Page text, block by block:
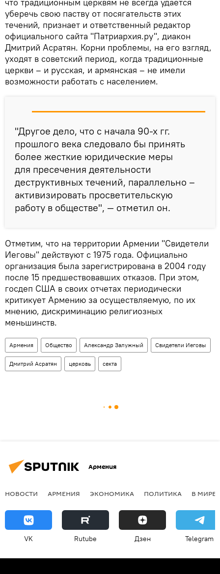
уберечь свою паству от посягательств этих
течений, признает и ответственный редактор
официального сайта "Патриархия.ру", диакон
Дмитрий Асратян. Корни проблемы, на его взгляд,
уходят в советский период, когда традиционные
церкви – и русская, и армянская – не имели
возможности работать с населением.
"Другое дело, что с начала 90-х гг.
прошлого века следовало бы принять
более жесткие юридические меры
для пресечения деятельности
деструктивных течений, параллельно –
активизировать просветительскую
работу в обществе", — отметил он.
Отметим, что на территории Армении "Свидетели
Иеговы" действуют с 1975 года. Официально
организация была зарегистрирована в 2004 году
после 15 предшествовавших отказов. При этом,
госдеп США в своих отчетах периодически
критикует Армению за осуществляемую, по их
мнению, дискриминацию религиозных
меньшинств.
Армения Общество Александр Залужный Свидетели Иеговы
Дмитрий Асратян церковь секта
Армения
НОВОСТИ АРМЕНИЯ ЭКОНОМИКА ПОЛИТИКА В МИРЕ
VK Rutube Дзен Telegram